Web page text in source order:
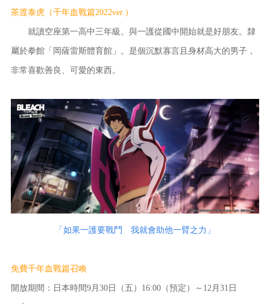
茶渡泰虎（千年血戰篇2022ver.）
就讀空座第一高中三年級。與一護從國中開始就是好朋友。隸
屬於拳館「岡薩雷斯體育館」。是個沉默寡言且身材高大的男子，
非常喜歡善良、可愛的東西。
「如果一護要戰鬥 我就會助他一臂之力」
免費千年血戰篇召喚
開放期間：日本時間9月30日（五）16:00（預定）～12月31日